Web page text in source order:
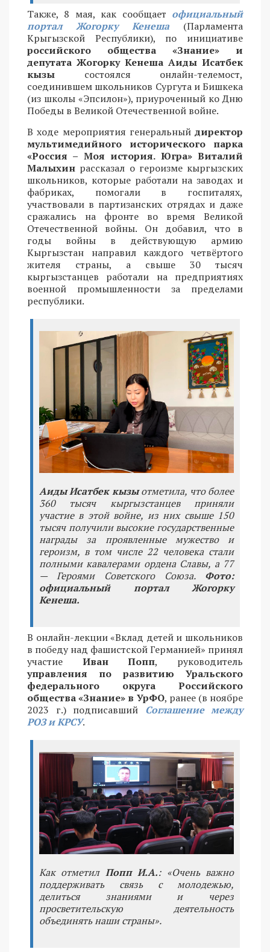
Также, 8 мая, как сообщает официальный
портал Жогорку Кенеша
(Парламента
Крыгызской Республики), по инициативе
российского общества «Знание» и
депутата Жогорку Кенеша Аиды Исатбек
кызы состоялся онлайн-телемост,
соединившем школьников Сургута и Бишкека
(из школы «Эпсилон»), приуроченный ко Дню
Победы в Великой Отечественной войне.
В ходе мероприятия генеральный директор
мультимедийного исторического парка
«Россия – Моя история. Югра» Виталий
Малыхин рассказал о героизме кыргызских
школьников, которые работали на заводах и
фабриках, помогали в госпиталях,
участвовали в партизанских отрядах и даже
сражались на фронте во время Великой
Отечественной войны. Он добавил, что в
годы войны в действующую армию
Кыргызстан направил каждого четвёртого
жителя страны, а свыше 30 тысяч
кыргызстанцев работали на предприятиях
военной промышленности за пределами
республики.
Аиды Исатбек кызыотметила, что более
360 тысяч кыргызстанцев приняли
участие в этой войне, из них свыше 150
тысяч получили высокие государственные
награды за проявленные мужество и
героизм, в том числе 22 человека стали
полными кавалерами ордена Славы, а 77
— Героями Советского Союза. Фото:
официальный портал Жогорку
Кенеша.
В онлайн-лекции «Вклад детей и школьников
в победу над фашистской Германией» принял
участие Иван Попп, руководитель
управления по развитию Уральского
федерального округа Российского
общества «Знание» в УрФО, ранее (в ноябре
2023 г.) подписавший Соглашение между
РОЗ и КРСУ.
Как отметилПопп И.А.: «Очень важно
поддерживать связь с молодежью,
делиться знаниями и через
просветительскую деятельность
объединять наши страны».